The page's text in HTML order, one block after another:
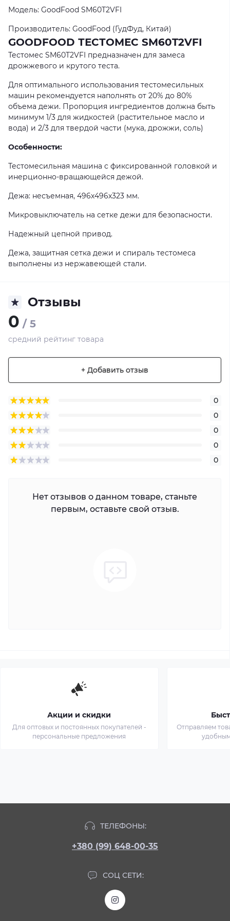
Модель: GoodFood SM60T2VFI
Производитель: GoodFood (ГудФуд, Китай)
GOODFOOD ТЕСТОМЕС SM60T2VFI
Тестомес SM60T2VFI предназначен для замеса
дрожжевого и крутого теста.
Для оптимального использования тестомесильных
машин рекомендуется наполнять от 20% до 80%
объема дежи. Пропорция ингредиентов должна быть
минимум 1/3 для жидкостей (растительное масло и
вода) и 2/3 для твердой части (мука, дрожжи, соль)
Особенности:
Тестомесильная машина с фиксированной головкой и
инерционно-вращающейся дежой.
Дежа: несъемная, 496х496х323 мм.
Микровыключатель на сетке дежи для безопасности.
Надежный цепной привод.
Дежа, защитная сетка дежи и спираль тестомеса
выполнены из нержавеющей стали.
Отзывы
0 / 5
средний рейтинг товара
+ Добавить отзыв
0
0
0
0
0
Нет отзывов о данном товаре, станьте
первым, оставьте свой отзыв.
Акции и скидки
Для оптовых и постоянных покупателей -
персональные предложения
Отправляем
ТЕЛЕФОНЫ:
+380 (99) 648-00-35
СОЦ СЕТИ: